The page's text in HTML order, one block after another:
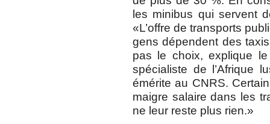
les minibus qui servent
«L’offre de transports
gens dépendent des
pas le choix, explique
spécialiste de l’Afrique
émérite au CNRS.
maigre salaire dans les
ne leur reste plus rien.»